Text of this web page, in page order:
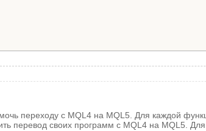
переходу с MQL4 на MQL5. Для каждой
перевод своих программ с MQL4 на MQL5.